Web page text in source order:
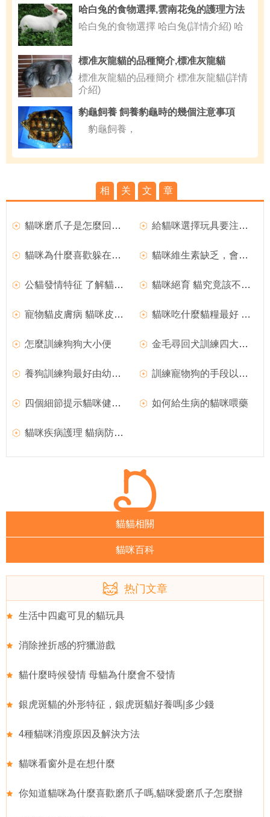
哈白兔的食物選擇,雲南花兔的護理方法
哈白兔的食物選擇 哈白兔(詳情介紹) 哈
標准灰龍貓的品種簡介,標准灰龍貓
標准灰龍貓的品種簡介 標准灰龍貓(詳情
介紹)
豹龜飼養 飼養豹龜時的幾個注意事項
豹龜飼養，
相 关 文 章
貓咪磨爪子是怎麼回事？ 給貓咪選擇玩具要注意哪些事項呢
貓咪為什麼喜歡躲在箱子裡 貓咪維生素缺乏，會導致什麼樣的後果？
公貓發情特征 了解貓咪的性成熟期 貓咪絕育 貓究竟該不該做絕育
寵物貓皮膚病 貓咪皮膚病有哪些 貓咪吃什麼貓糧最好 貓咪貓糧分類
怎麼訓練狗狗大小便 金毛尋回犬訓練四大攻略
養狗訓練狗最好由幼犬開始 訓練寵物狗的手段以及原則
四個細節提示貓咪健康隱患 如何給生病的貓咪喂藥
貓咪疾病護理 貓病防治方法
貓貓相關
貓咪百科
热门文章
生活中四處可見的貓玩具
消除挫折感的狩獵游戲
貓什麼時候發情 母貓為什麼會不發情
銀虎斑貓的外形特征，銀虎斑貓好養嗎|多少錢
4種貓咪消瘦原因及解決方法
貓咪看窗外是在想什麼
你知道貓咪為什麼喜歡磨爪子嗎,貓咪愛磨爪子怎麼辦